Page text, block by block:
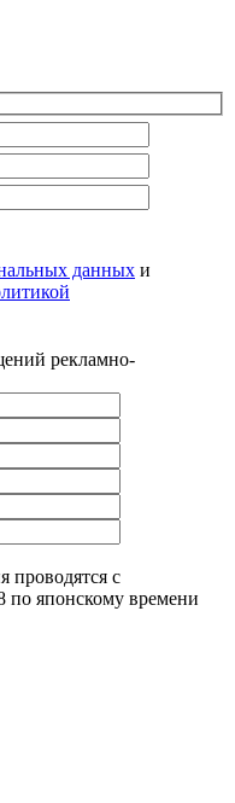
данных и
рекламно-
проводятся с
по японскому времени